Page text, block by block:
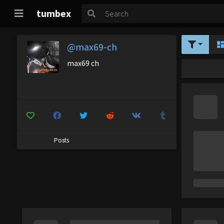
tumbex
@max69-ch
max69 ch
Posts